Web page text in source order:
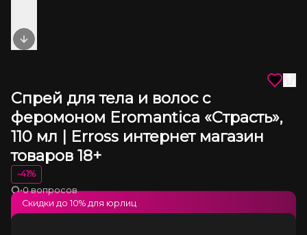
Next slide
Спрей для тела и волос с
феромоном Eromantica «Страсть»,
110 мл | Erross интернет магазин
товаров 18+
-41%
Загрузка
•0 вопросов
Скидки до 10% для юрлиц